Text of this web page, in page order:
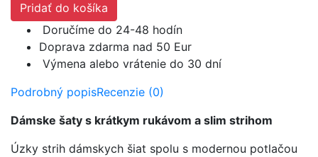
Pridať do košíka
Doručíme do 24-48 hodín
Doprava zdarma nad 50 Eur
Výmena alebo vrátenie do 30 dní
Podrobný popisRecenzie (0)
Dámske šaty s krátkym rukávom a slim strihom
Úzky strih dámskych šiat spolu s modernou potlačou